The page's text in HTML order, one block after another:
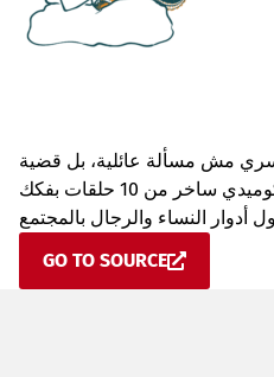
مش مسألة عائلية، بل قضية
عامة؟ سمعتوها مني برنامج كوميدي ساخر من 10 حلقات بفكك
GO TO SOURCE